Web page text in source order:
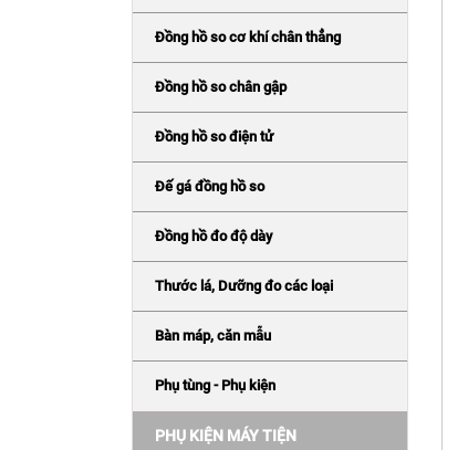
Đồng hồ so cơ khí chân thẳng
Đồng hồ so chân gập
Đồng hồ so điện tử
Đế gá đồng hồ so
Đồng hồ đo độ dày
Thước lá, Dưỡng đo các loại
Bàn máp, căn mẫu
Phụ tùng - Phụ kiện
PHỤ KIỆN MÁY TIỆN